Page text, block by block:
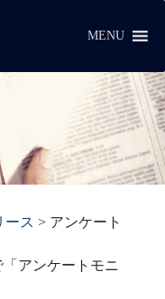
MENU
ース > アンケート
アンケートモニ